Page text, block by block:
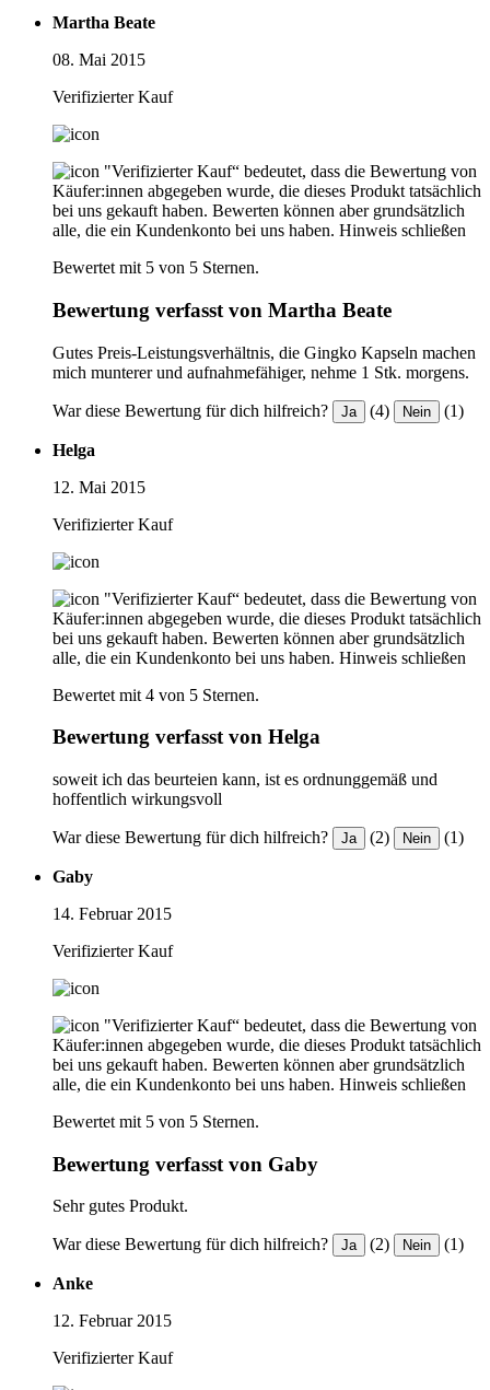
Martha Beate
08. Mai 2015
Verifizierter Kauf
"Verifizierter Kauf“ bedeutet, dass die Bewertung von
Käufer:innen abgegeben wurde, die dieses Produkt tatsächlich
bei uns gekauft haben. Bewerten können aber grundsätzlich
alle, die ein Kundenkonto bei uns haben. Hinweis schließen
Bewertet mit 5 von 5 Sternen.
Bewertung verfasst von Martha Beate
Gutes Preis-Leistungsverhältnis, die Gingko Kapseln machen
mich munterer und aufnahmefähiger, nehme 1 Stk. morgens.
War diese Bewertung für dich hilfreich? Ja (4) Nein (1)
Helga
12. Mai 2015
Verifizierter Kauf
"Verifizierter Kauf“ bedeutet, dass die Bewertung von
Käufer:innen abgegeben wurde, die dieses Produkt tatsächlich
bei uns gekauft haben. Bewerten können aber grundsätzlich
alle, die ein Kundenkonto bei uns haben. Hinweis schließen
Bewertet mit 4 von 5 Sternen.
Bewertung verfasst von Helga
soweit ich das beurteien kann, ist es ordnunggemäß und
hoffentlich wirkungsvoll
War diese Bewertung für dich hilfreich? Ja (2) Nein (1)
Gaby
14. Februar 2015
Verifizierter Kauf
"Verifizierter Kauf“ bedeutet, dass die Bewertung von
Käufer:innen abgegeben wurde, die dieses Produkt tatsächlich
bei uns gekauft haben. Bewerten können aber grundsätzlich
alle, die ein Kundenkonto bei uns haben. Hinweis schließen
Bewertet mit 5 von 5 Sternen.
Bewertung verfasst von Gaby
Sehr gutes Produkt.
War diese Bewertung für dich hilfreich? Ja (2) Nein (1)
Anke
12. Februar 2015
Verifizierter Kauf